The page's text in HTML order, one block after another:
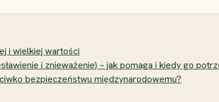
i wielkiej wartości
i znieważenie) – jak pomaga i kiedy go
bezpieczeństwu międzynarodowemu?